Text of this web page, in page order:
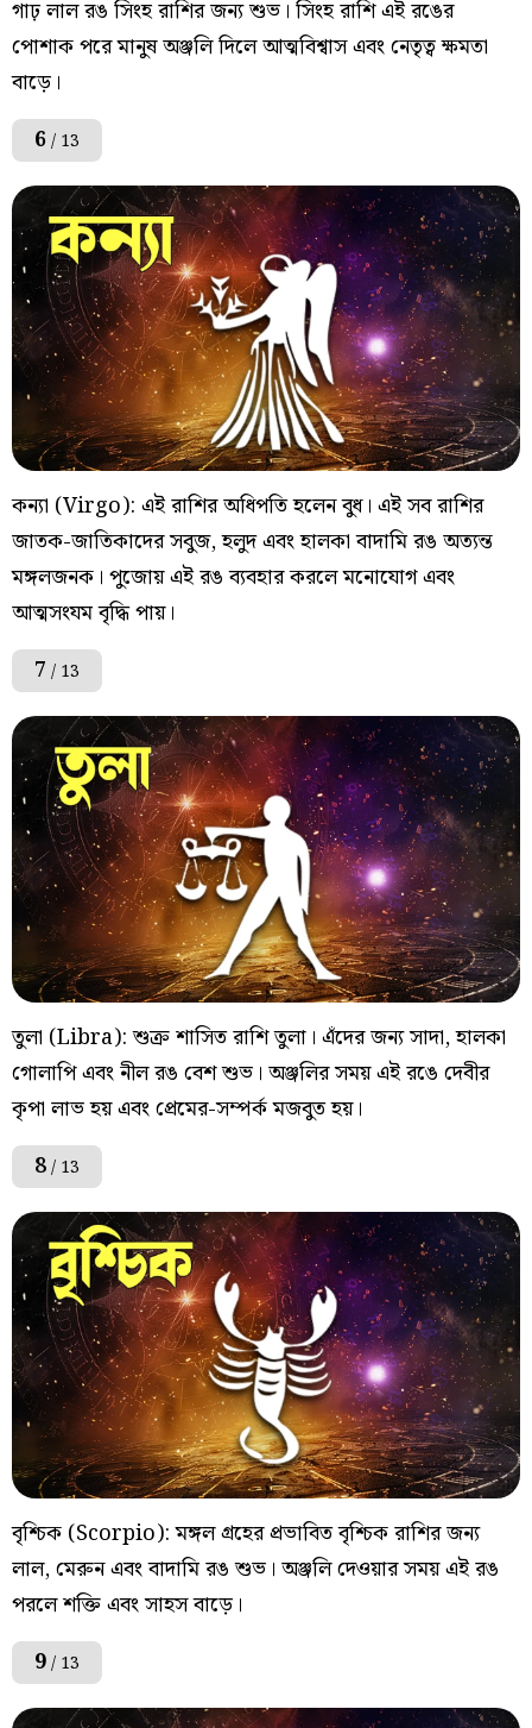
গাঢ় লাল রঙ সিংহ রাশির জন্য শুভ। সিংহ রাশি এই রঙের
পোশাক পরে মানুষ অঞ্জলি দিলে আত্মবিশ্বাস এবং নেতৃত্ব ক্ষমতা
বাড়ে।
6/ 13
কন্যা (Virgo): এই রাশির অধিপতি হলেন বুধ। এই সব রাশির
জাতক-জাতিকাদের সবুজ, হলুদ এবং হালকা বাদামি রঙ অত্যন্ত
মঙ্গলজনক। পুজোয় এই রঙ ব্যবহার করলে মনোযোগ এবং
আত্মসংযম বৃদ্ধি পায়।
7 / 13
তুলা (Libra): শুক্র শাসিত রাশি তুলা। এঁদের জন্য সাদা, হালকা
গোলাপি এবং নীল রঙ বেশ শুভ। অঞ্জলির সময় এই রঙে দেবীর
কৃপা লাভ হয় এবং প্রেমের-সম্পর্ক মজবুত হয়।
8/ 13
বৃশ্চিক (Scorpio): মঙ্গল গ্রহের প্রভাবিত বৃশ্চিক রাশির জন্য
লাল, মেরুন এবং বাদামি রঙ শুভ। অঞ্জলি দেওয়ার সময় এই রঙ
পরলে শক্তি এবং সাহস বাড়ে।
9/ 13